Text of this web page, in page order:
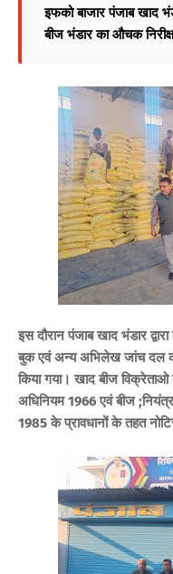
इफको बाजार पंजाब खाद
बीज भंडार का औचक
इस दौरान पंजाब खाद भंडार
बुक एवं अन्य अभिलेख जांच दल
किया गया। खाद बीज
अधिनियम 1966 एवं बीज
1985 के प्रावधानों के तहत